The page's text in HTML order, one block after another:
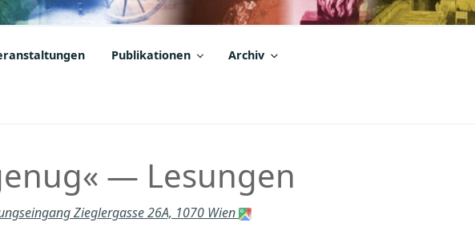
Publikationen Archiv
— Lesungen
Zieglergasse 26A, 1070 Wien